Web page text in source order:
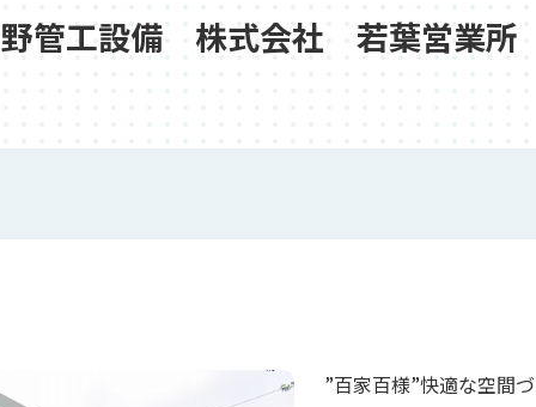
管工設備 株式会社 若葉営業所
”百家百様”快適な空間